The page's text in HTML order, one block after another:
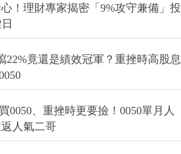
！理財專家揭密「9%攻守兼備」投
22%竟還是績效冠軍？重挫時高股息
0050、重挫時更要撿！0050單月人
人氣二哥